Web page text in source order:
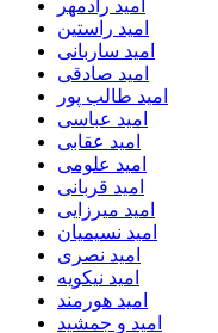
امید رادمهر
امید راستین
امید ساربانی
امید صادقی
امید طالب پور
امید عباسی
امید عقابی
امید علومی
امید قربانی
امید میرزایی
امید نسیمیان
امید نصری
امید نیکویه
امید هورمند
امید و جمشید